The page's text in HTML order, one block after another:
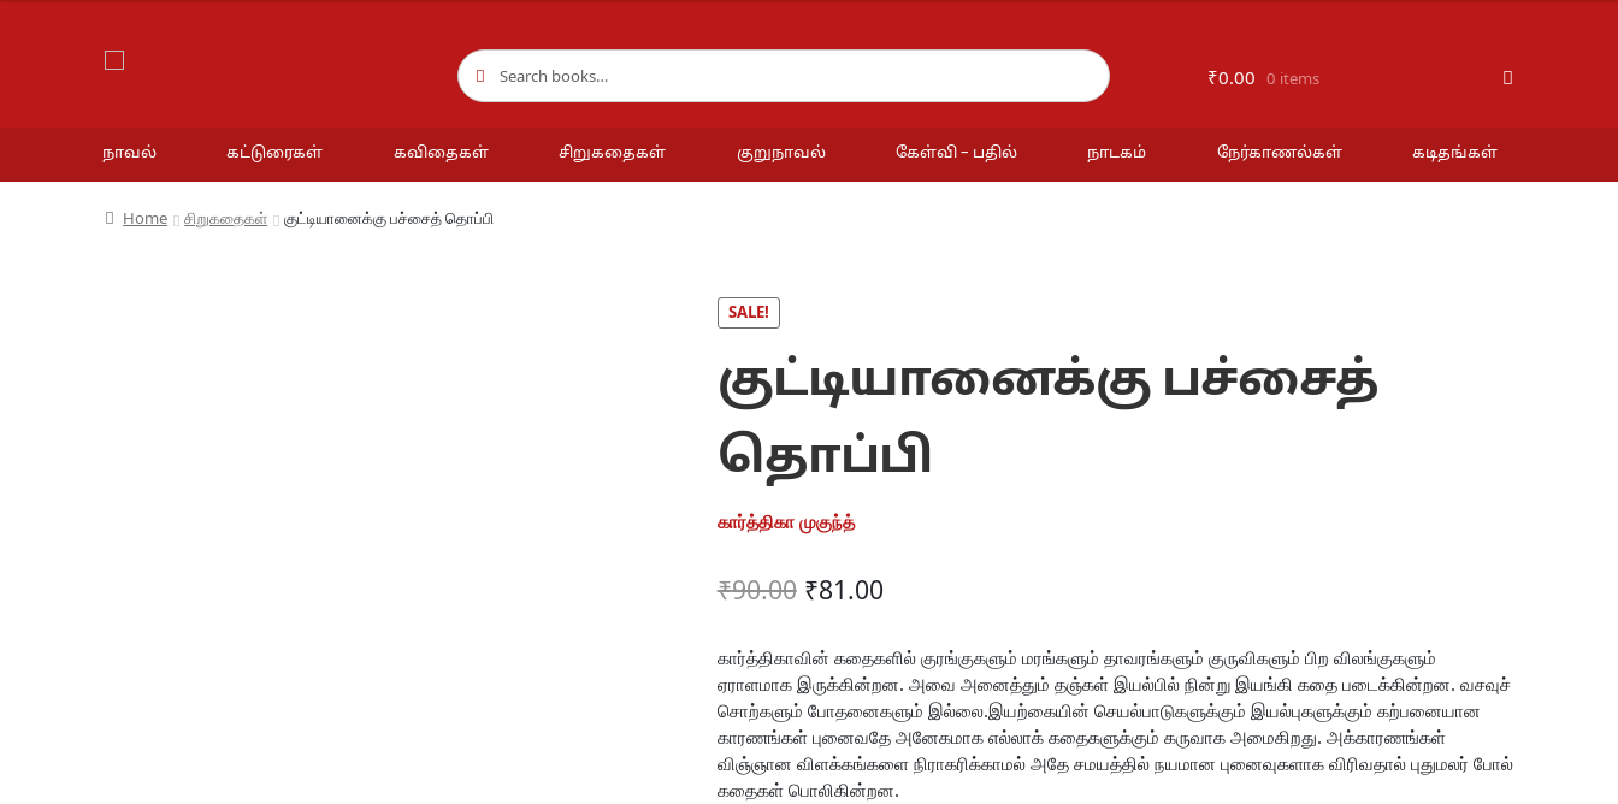
Search
for:
Search
₹0.00 0 items
நாவல் கட்டுரைகள் கவிதைகள் சிறுகதைகள் குறுநாவல் கேள்வி – பதில் நாடகம் நேர்காணல்கள் கடிதங்கள்
Home சிறுகதைகள் குட்டியானைக்கு பச்சைத் தொப்பி
SALE!
குட்டியானைக்கு பச்சைத்
தொப்பி
கார்த்திகா முகுந்த்
₹90.00 Original
was:
₹90.00.
₹81.00Current
is:
₹81.00.
கார்த்திகாவின் கதைகளில் குரங்குகளும் மரங்களும் தாவரங்களும் குருவிகளும் பிற விலங்குகளும்
ஏராளமாக இருக்கின்றன. அவை அனைத்தும் தஞ்கள் இயல்பில் நின்று இயங்கி கதை படைக்கின்றன. வசவுச்
சொற்களும் போதனைகளும் இல்லை.இயற்கையின் செயல்பாடுகளுக்கும் இயல்புகளுக்கும் கற்பனையான
காரணங்கள் புனைவதே அனேகமாக எல்லாக் கதைகளுக்கும் கருவாக அமைகிறது. அக்காரணங்கள்
விஞ்ஞான விளக்கங்களை நிராகரிக்காமல் அதே சமயத்தில் நயமான புனைவுகளாக விரிவதால் புதுமலர் போல்
கதைகள் பொலிகின்றன.